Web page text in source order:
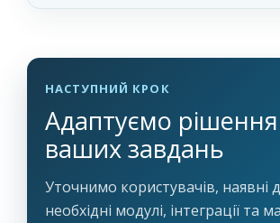
НАСТУПНИЙ КРОК
Адаптуємо
ваших завдань
Уточнимо користувачів, наявні
необхідні модулі, інтеграції та